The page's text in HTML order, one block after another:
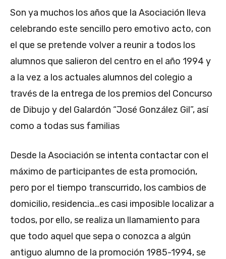
Son ya muchos los años que la Asociación lleva
celebrando este sencillo pero emotivo acto, con
el que se pretende volver a reunir a todos los
alumnos que salieron del centro en el año 1994 y
a la vez a los actuales alumnos del colegio a
través de la entrega de los premios del Concurso
de Dibujo y del Galardón “José González Gil”, así
como a todas sus familias
Desde la Asociación se intenta contactar con el
máximo de participantes de esta promoción,
pero por el tiempo transcurrido, los cambios de
domicilio, residencia…es casi imposible localizar a
todos, por ello, se realiza un llamamiento para
que todo aquel que sepa o conozca a algún
antiguo alumno de la promoción 1985-1994, se